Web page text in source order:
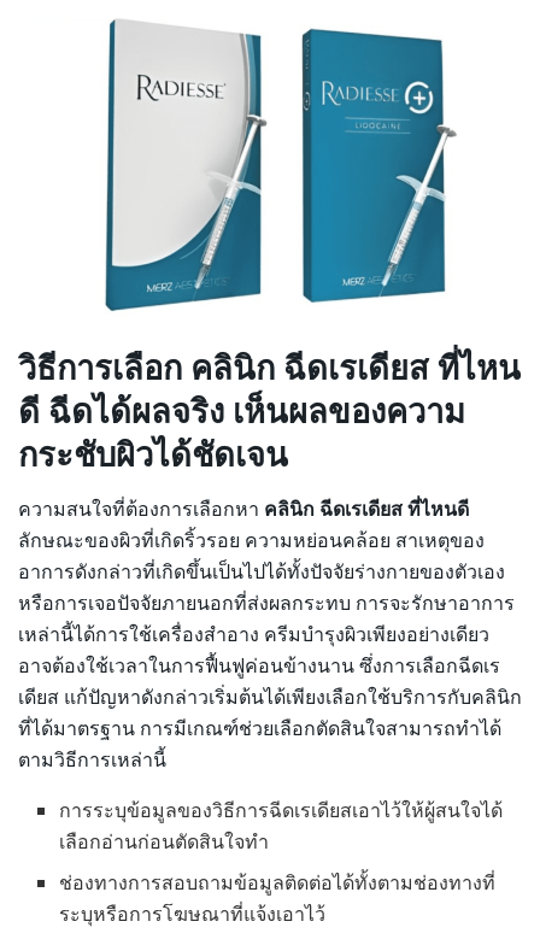
วิธีการเลือก คลินิก ฉีดเรเดียส ที่ไหน
ดี ฉีดได้ผลจริง เห็นผลของความ
กระชับผิวได้ชัดเจน
ความสนใจที่ต้องการเลือกหา คลินิก ฉีดเรเดียส ที่ไหนดี
ลักษณะของผิวที่เกิดริ้วรอย ความหย่อนคล้อย สาเหตุของ
อาการดังกล่าวที่เกิดขึ้นเป็นไปได้ทั้งปัจจัยร่างกายของตัวเอง
หรือการเจอปัจจัยภายนอกที่ส่งผลกระทบ การจะรักษาอาการ
เหล่านี้ได้การใช้เครื่องสำอาง ครีมบำรุงผิวเพียงอย่างเดียว
อาจต้องใช้เวลาในการฟื้นฟูค่อนข้างนาน ซึ่งการเลือกฉีดเร
เดียส แก้ปัญหาดังกล่าวเริ่มต้นได้เพียงเลือกใช้บริการกับคลินิก
ที่ได้มาตรฐาน การมีเกณฑ์ช่วยเลือกตัดสินใจสามารถทำได้
ตามวิธีการเหล่านี้
การระบุข้อมูลของวิธีการฉีดเรเดียสเอาไว้ให้ผู้สนใจได้
เลือกอ่านก่อนตัดสินใจทำ
ช่องทางการสอบถามข้อมูลติดต่อได้ทั้งตามช่องทางที่
ระบุหรือการโฆษณาที่แจ้งเอาไว้